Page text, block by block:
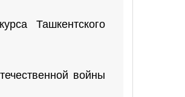
Ташкентского
войны